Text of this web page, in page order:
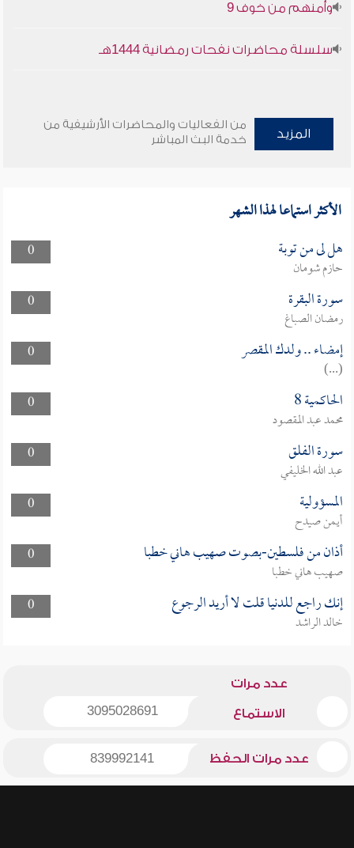
وأمنهم من خوف 9
سلسلة محاضرات نفحات رمضانية 1444هـ
المزيد
من الفعاليات والمحاضرات الأرشيفية من
خدمة البث المباشر
الأكثر استماعا لهذا الشهر
0 هل لى من توبة
حازم شومان
0
سورة البقرة
رمضان الصباغ
0
إمضاء .. ولدك المقصر
(...)
0
الحاكمية 8
محمد عبد المقصود
0
سورة الفلق
عبد الله الخليفي
0
المسؤولية
أيمن صيدح
0
أذان من فلسطين-بصوت صهيب هاني خطبا
صهيب هاني خطبا
0
إنك راجع للدنيا قلت لا أريد الرجوع
خالد الراشد
عدد مرات
الاستماع 3095028691
عدد مرات الحفظ 839992141